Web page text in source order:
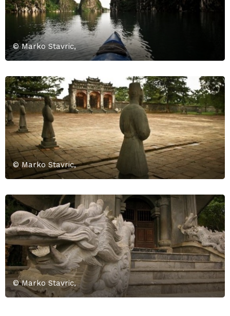
© Marko Stavric,
© Marko Stavric,
© Marko Stavric,